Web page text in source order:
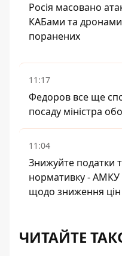
Росія масовано
КАБами та дронами
поранених
11:17
Федоров все ще
посаду міністра
11:04
Знижуйте податки
нормативку -
щодо зниження
ЧИТАЙТЕ